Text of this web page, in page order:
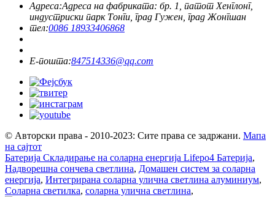
Адреса:Адреса на фабриката: бр. 1, патот Хенглонг,
индустриски парк Тонги, град Гужен, град Жонгшан
тел:0086 18933406868
Е-пошта:847514336@qq.com
© Авторски права - 2010-2023: Сите права се задржани. Мапа
на сајтот
Батерија Складирање на соларна енергија Lifepo4 Батерија,
Надворешна сончева светлина, Домашен систем за соларна
енергија, Интегрирана соларна улична светлина алуминиум,
Соларна светилка, соларна улична светлина,